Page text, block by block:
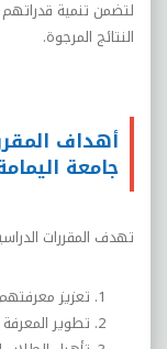
لتضمن تنمية
النتائج المرجوة.
أهداف
جامعة
تهدف المقررات
تعزيز
تطوير